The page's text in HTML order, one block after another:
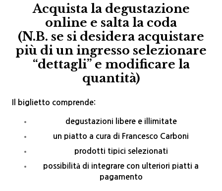
Acquista la degustazione
online e salta la coda
(N.B. se si desidera acquistare
più di un ingresso selezionare
“dettagli” e modificare la
quantità)
Il biglietto comprende:
degustazioni libere e illimitate
un piatto a cura di Francesco Carboni
prodotti tipici selezionati
possibilità di integrare con ulteriori piatti a
pagamento